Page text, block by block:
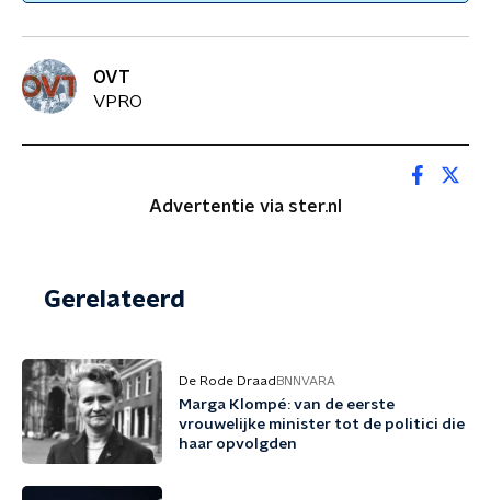
OVT
VPRO
Advertentie via ster.nl
Gerelateerd
De Rode Draad BNNVARA
Marga Klompé: van de eerste
vrouwelijke minister tot de politici die
haar opvolgden